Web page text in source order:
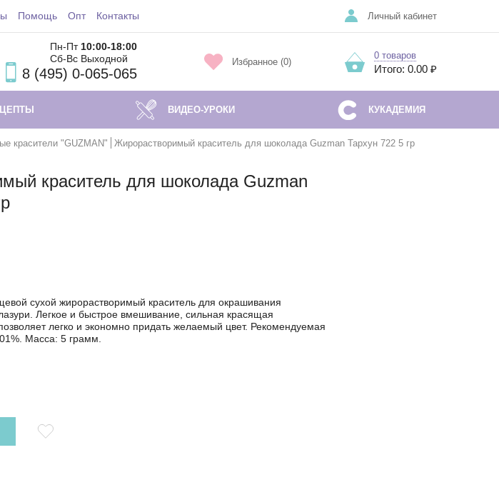
Помощь Опт Контакты Личный кабинет
Пн-Пт 10:00-18:00
Сб-Вс Выходной
8 (495) 0-065-065
Избранное (0)
0 товаров
Итого: 0.00 ₽
ВИДЕО-УРОКИ КУКАДЕМИЯ
красители "GUZMAN" Жирорастворимый краситель для шоколада Guzman Тархун 722 5 гр
краситель для шоколада Guzman
сухой жирорастворимый краситель для окрашивания
Легкое и быстрое вмешивание, сильная красящая
легко и экономно придать желаемый цвет. Рекомендуемая
Масса: 5 грамм.